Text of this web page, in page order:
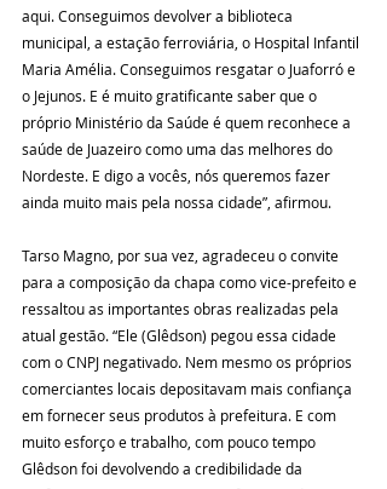
aqui. Conseguimos devolver a biblioteca
municipal, a estação ferroviária, o Hospital Infantil
Maria Amélia. Conseguimos resgatar o Juaforró e
o Jejunos. E é muito gratificante saber que o
próprio Ministério da Saúde é quem reconhece a
saúde de Juazeiro como uma das melhores do
Nordeste. E digo a vocês, nós queremos fazer
ainda muito mais pela nossa cidade”, afirmou.
Tarso Magno, por sua vez, agradeceu o convite
para a composição da chapa como vice-prefeito e
ressaltou as importantes obras realizadas pela
atual gestão. “Ele (Glêdson) pegou essa cidade
com o CNPJ negativado. Nem mesmo os próprios
comerciantes locais depositavam mais confiança
em fornecer seus produtos à prefeitura. E com
muito esforço e trabalho, com pouco tempo
Glêdson foi devolvendo a credibilidade da